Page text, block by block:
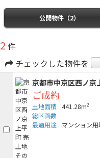
公開物件（2）
2 件
チェックした物件を
京都市中京区西ノ京
ご成約
土地面積 441.28m2
総区画数
最適用途
マンション用